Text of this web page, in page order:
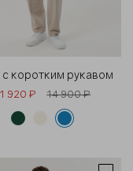
коротким рукавом
920 ₽ 14 900 ₽